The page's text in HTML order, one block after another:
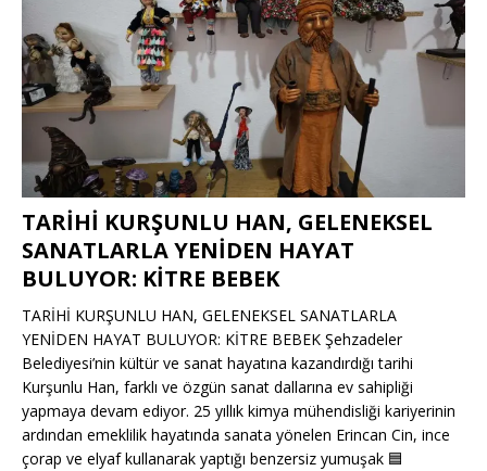
TARİHİ KURŞUNLU HAN, GELENEKSEL
SANATLARLA YENİDEN HAYAT
BULUYOR: KİTRE BEBEK
TARİHİ KURŞUNLU HAN, GELENEKSEL SANATLARLA
YENİDEN HAYAT BULUYOR: KİTRE BEBEK Şehzadeler
Belediyesi’nin kültür ve sanat hayatına kazandırdığı tarihi
Kurşunlu Han, farklı ve özgün sanat dallarına ev sahipliği
yapmaya devam ediyor. 25 yıllık kimya mühendisliği kariyerinin
ardından emeklilik hayatında sanata yönelen Erincan Cin, ince
çorap ve elyaf kullanarak yaptığı benzersiz yumuşak 🟦